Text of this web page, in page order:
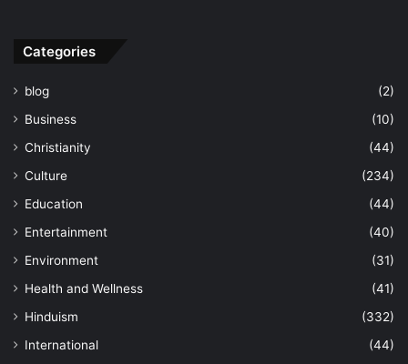
Categories
blog
(2)
Business
(10)
Christianity
(44)
Culture
(234)
Education
(44)
Entertainment
(40)
Environment
(31)
Health and Wellness
(41)
Hinduism
(332)
International
(44)